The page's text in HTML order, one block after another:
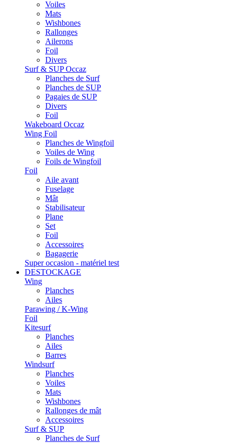
Voiles
Mats
Wishbones
Rallonges
Ailerons
Foil
Divers
Surf & SUP Occaz
Planches de Surf
Planches de SUP
Pagaies de SUP
Divers
Foil
Wakeboard Occaz
Wing Foil
Planches de Wingfoil
Voiles de Wing
Foils de Wingfoil
Foil
Aile avant
Fuselage
Mât
Stabilisateur
Plane
Set
Foil
Accessoires
Bagagerie
Super occasion - matériel test
DESTOCKAGE
Wing
Planches
Ailes
Parawing / K-Wing
Foil
Kitesurf
Planches
Ailes
Barres
Windsurf
Planches
Voiles
Mats
Wishbones
Rallonges de mât
Accessoires
Surf & SUP
Planches de Surf